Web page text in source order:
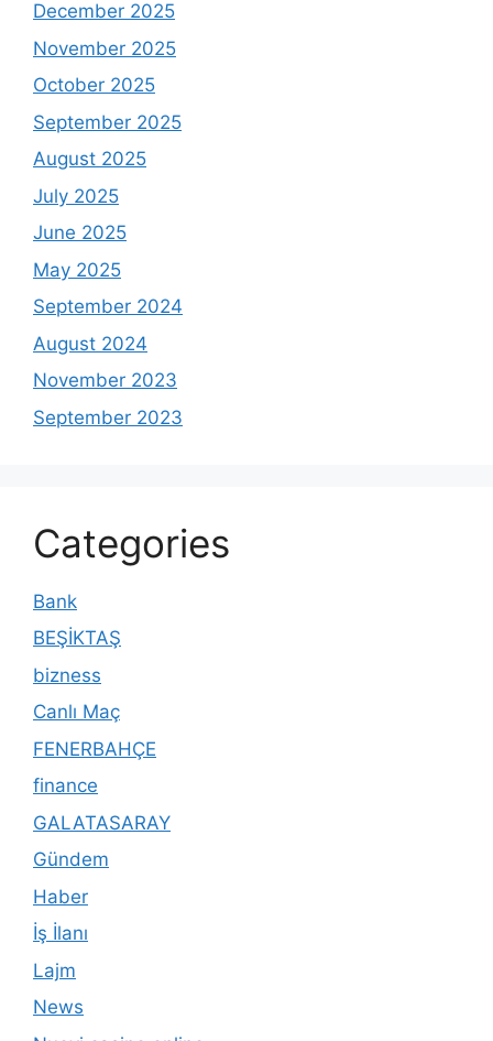
December 2025
November 2025
October 2025
September 2025
August 2025
July 2025
June 2025
May 2025
September 2024
August 2024
November 2023
September 2023
Categories
Bank
BEŞİKTAŞ
bizness
Canlı Maç
FENERBAHÇE
finance
GALATASARAY
Gündem
Haber
İş İlanı
Lajm
News